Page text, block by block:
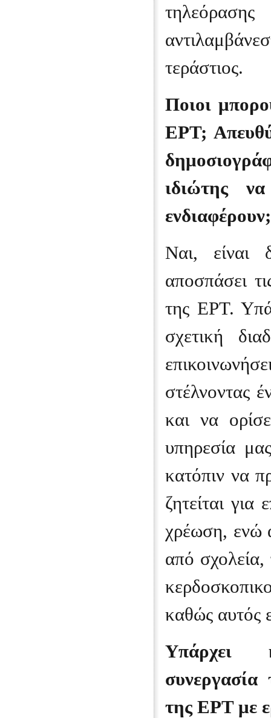
τεράστιος.
Ποιοι
ΕΡΤ;
ιδιώτης
ενδιαφέρουν;
Ναι, είναι
αποσπάσει
της ΕΡΤ.
σχετική
στέλνοντας
και να
υπηρεσία
κατόπιν να
ζητείται
χρέωση, ενώ
από
καθώς αυτός
Υπάρχει
της ΕΡΤ με